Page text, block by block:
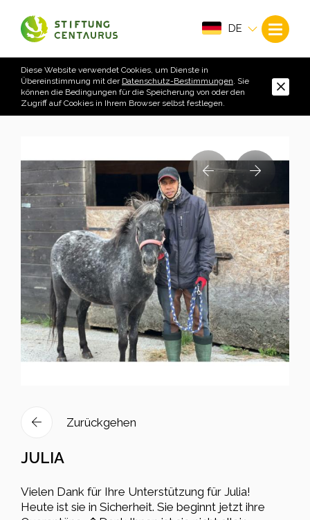
DE
Diese Website verwendet Cookies, um Dienste in
Übereinstimmung mit der Datenschutz-Bestimmungen. Sie
können die Bedingungen für die Speicherung von oder den
Zugriff auf Cookies in Ihrem Browser selbst festlegen.
Zurückgehen
JULIA
Vielen Dank für Ihre Unterstützung für Julia!
Heute ist sie in Sicherheit. Sie beginnt jetzt ihre